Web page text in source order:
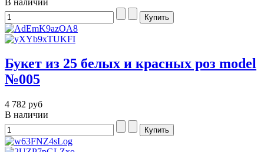
Букет из 25 белых и красных роз model
№005
4 782 руб
В наличии